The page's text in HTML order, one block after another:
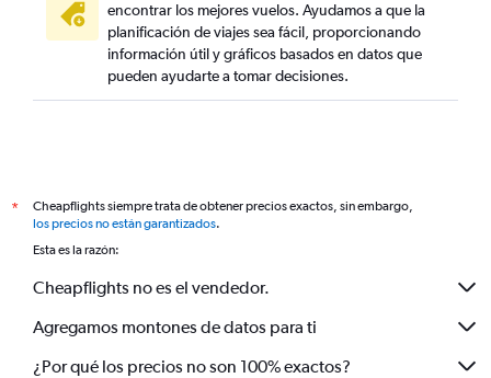
encontrar los mejores vuelos. Ayudamos a que la
planificación de viajes sea fácil, proporcionando
información útil y gráficos basados en datos que
pueden ayudarte a tomar decisiones.
*
Cheapflights siempre trata de obtener precios exactos, sin embargo,
los precios no están garantizados.
Esta es la razón:
Cheapflights no es el vendedor.
Agregamos montones de datos para ti
¿Por qué los precios no son 100% exactos?